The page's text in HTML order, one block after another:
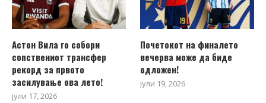
Астон Вила го собори
сопствениот трансфер
рекорд за првото
засилување ова лето!
јули 17, 2026
Почетокот на финалето
вечерва може да биде
одложен!
јули 19, 2026